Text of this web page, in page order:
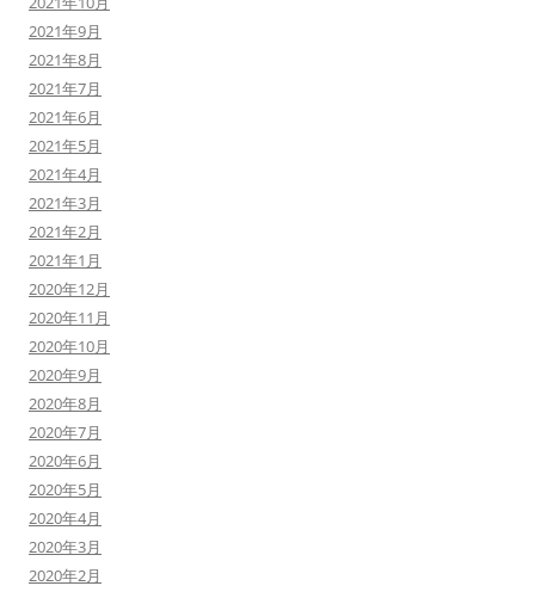
2021年9月
2021年8月
2021年7月
2021年6月
2021年5月
2021年4月
2021年3月
2021年2月
2021年1月
2020年12月
2020年11月
2020年10月
2020年9月
2020年8月
2020年7月
2020年6月
2020年5月
2020年4月
2020年3月
2020年2月